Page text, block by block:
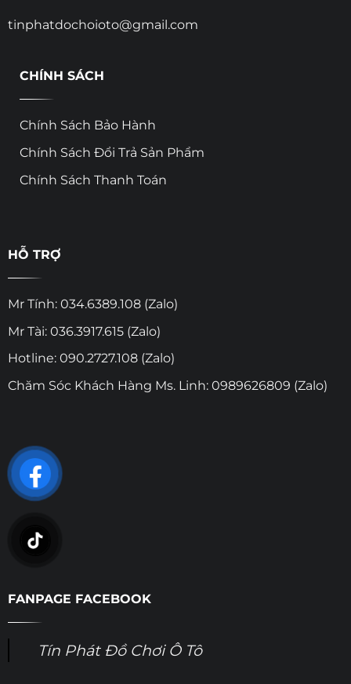
tinphatdochoioto@gmail.com
CHÍNH SÁCH
Chính Sách Bảo Hành
Chính Sách Đổi Trả Sản Phẩm
Chính Sách Thanh Toán
HỖ TRỢ
Mr Tính: 034.6389.108 (Zalo)
Mr Tài: 036.3917.615 (Zalo)
Hotline: 090.2727.108 (Zalo)
Chăm Sóc Khách Hàng Ms. Linh: 0989626809 (Zalo)
FANPAGE FACEBOOK
Tín Phát Đồ Chơi Ô Tô